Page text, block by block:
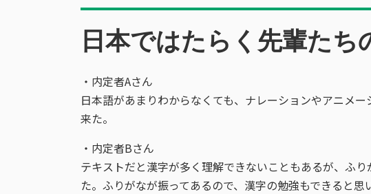
日本ではたらく先輩たち
・内定者Aさん
日本語があまりわからなくても、ナレーションやアニメ
来た。
・内定者Bさん
テキストだと漢字が多く理解できないこともあるが、ふ
た。ふりがなが振ってあるので、漢字の勉強もできると思